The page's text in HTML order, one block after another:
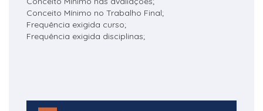
Conceito Mínimo no Trabalho Final;
Frequência exigida curso;
Frequência exigida disciplinas;